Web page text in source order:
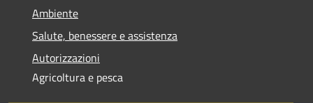
Ambiente
Salute, benessere e assistenza
Autorizzazioni
Agricoltura e pesca